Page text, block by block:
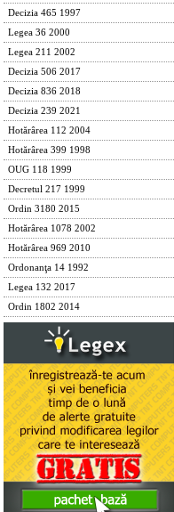
Decizia 465 1997
Legea 36 2000
Legea 211 2002
Decizia 506 2017
Decizia 836 2018
Decizia 239 2021
Hotărârea 112 2004
Hotărârea 399 1998
OUG 118 1999
Decretul 217 1999
Ordin 3180 2015
Hotărârea 1078 2002
Hotărârea 969 2010
Ordonanţa 14 1992
Legea 132 2017
Ordin 1802 2014